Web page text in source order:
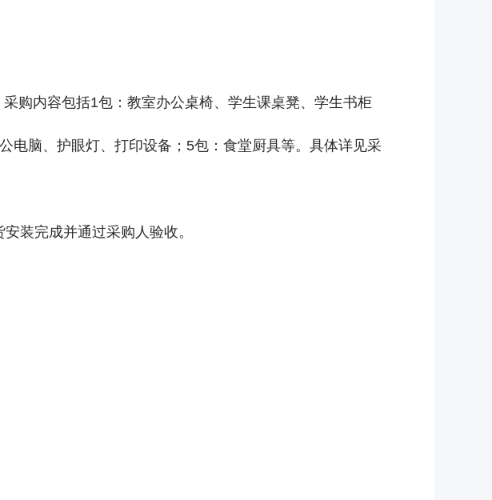
购内容包括1包：教室办公桌椅、学生课桌凳、学生书柜
电脑、护眼灯、打印设备；5包：食堂厨具等。具体详见采
装完成并通过采购人验收。